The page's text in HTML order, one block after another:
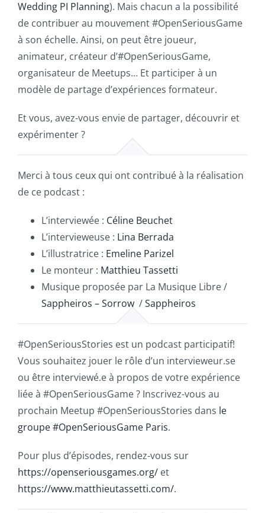
Wedding PI Planning). Mais chacun a la possibilité
de contribuer au mouvement #OpenSeriousGame
à son échelle. Ainsi, on peut être joueur,
animateur, créateur d’#OpenSeriousGame,
organisateur de Meetups… Et participer à un
modèle de partage d’expériences formateur.
Et vous, avez-vous envie de partager, découvrir et
expérimenter ?
Merci à tous ceux qui ont contribué à la réalisation
de ce podcast :
L’interviewée : Céline Beuchet
L’intervieweuse : Lina Berrada
L’illustratrice : Emeline Parizel
Le monteur : Matthieu Tassetti
Musique proposée par La Musique Libre /
Sappheiros – Sorrow /Sappheiros
#OpenSeriousStories est un podcast participatif!
Vous souhaitez jouer le rôle d’un intervieweur.se
ou être interviewé.e à propos de votre expérience
liée à #OpenSeriousGame ? Inscrivez-vous au
prochain Meetup #OpenSeriousStories dans le
groupe #OpenSeriousGame Paris.
Pour plus d’épisodes, rendez-vous sur
https://openseriousgames.org/ et
https://www.matthieutassetti.com/.